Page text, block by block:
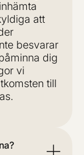
att
besvarar
dig
vi
till